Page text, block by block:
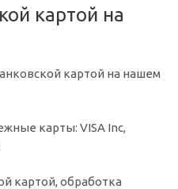
картой на
картой на нашем
карты: VISA Inc,
картой, обработка